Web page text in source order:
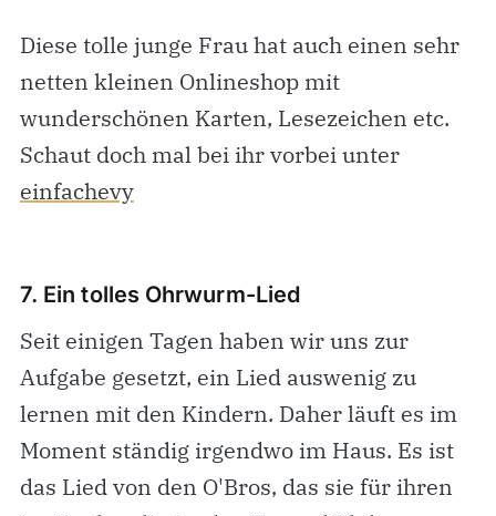
Diese tolle junge Frau hat auch einen sehr
netten kleinen Onlineshop mit
wunderschönen Karten, Lesezeichen etc.
Schaut doch mal bei ihr vorbei unter
einfachevy
7. Ein tolles Ohrwurm-Lied
Seit einigen Tagen haben wir uns zur
Aufgabe gesetzt, ein Lied auswenig zu
lernen mit den Kindern. Daher läuft es im
Moment ständig irgendwo im Haus. Es ist
das Lied von den O'Bros, das sie für ihren